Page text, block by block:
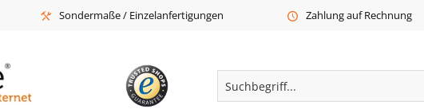
Sondermaße / Einzelanfertigungen Zahlung auf Rechnung